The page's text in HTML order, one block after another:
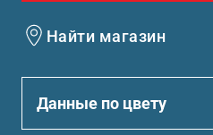
Найти магазин
Данные по цвету